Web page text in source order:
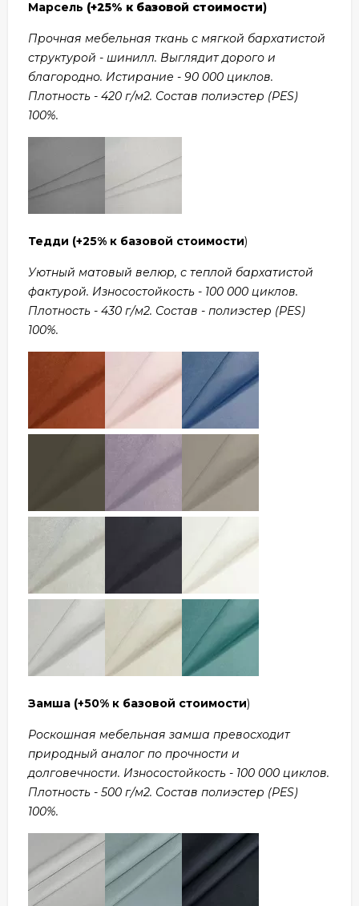
Марсель (+25% к базовой стоимости)
Прочная мебельная ткань с мягкой бархатистой
структурой - шинилл. Выглядит дорого и
благородно. Истирание - 90 000 циклов.
Плотность - 420 г/м2. Состав полиэстер (PES)
100%.
Тедди (+25% к базовой стоимости)
Уютный матовый велюр, с теплой бархатистой
фактурой. Износостойкость - 100 000 циклов.
Плотность - 430 г/м2. Состав - полиэстер (PES)
100%.
Замша (+50% к базовой стоимости)
Роскошная мебельная замша превосходит
природный аналог по прочности и
долговечности. Износостойкость - 100 000 циклов.
Плотность - 500 г/м2. Состав полиэстер (PES)
100%.